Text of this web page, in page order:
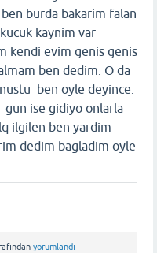
burda bakarim falan
kaynim var
kendi evim genis genis
ben dedim. O da
ben oyle deyince.
gun ise gidiyo onlarla
ilgilen ben yardim
dedim bagladim oyle
yorumlandı